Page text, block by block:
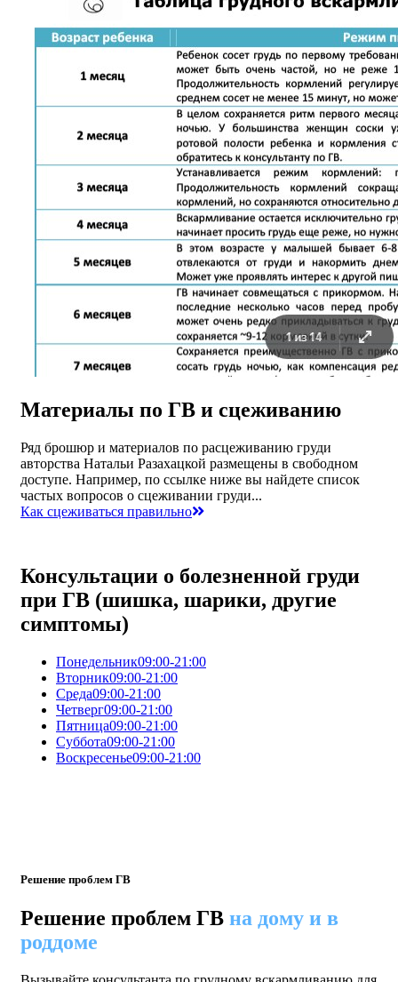
Материалы по ГВ и сцеживанию
Ряд брошюр и материалов по расцеживанию груди
авторства Натальи Разахацкой размещены в свободном
доступе. Например, по ссылке ниже вы найдете список
частых вопросов о сцеживании груди...
Как сцеживаться правильно
Консультации о болезненной груди
при ГВ (шишка, шарики, другие
симптомы)
Понедельник09:00-21:00
Вторник09:00-21:00
Среда09:00-21:00
Четверг09:00-21:00
Пятница09:00-21:00
Суббота09:00-21:00
Воскресенье09:00-21:00
Решение проблем ГВ
Решение проблем ГВ на дому и в
роддоме